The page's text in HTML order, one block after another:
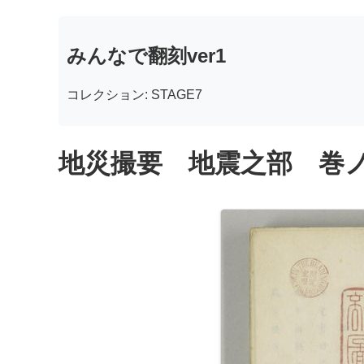
みんなで翻刻ver1
コレクション: STAGE7
地災撮要 地震之部 巻